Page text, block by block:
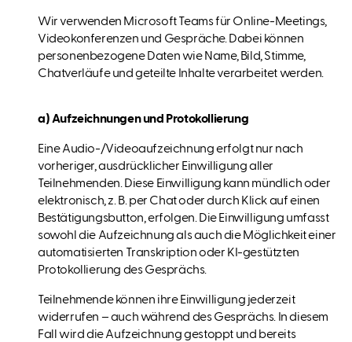
Wir verwenden Microsoft Teams für Online-Meetings,
Videokonferenzen und Gespräche. Dabei können
personenbezogene Daten wie Name, Bild, Stimme,
Chatverläufe und geteilte Inhalte verarbeitet werden.
a) Aufzeichnungen und Protokollierung
Eine Audio-/Videoaufzeichnung erfolgt nur nach
vorheriger, ausdrücklicher Einwilligung aller
Teilnehmenden. Diese Einwilligung kann mündlich oder
elektronisch, z. B. per Chat oder durch Klick auf einen
Bestätigungsbutton, erfolgen. Die Einwilligung umfasst
sowohl die Aufzeichnung als auch die Möglichkeit einer
automatisierten Transkription oder KI-gestützten
Protokollierung des Gesprächs.
Teilnehmende können ihre Einwilligung jederzeit
widerrufen – auch während des Gesprächs. In diesem
Fall wird die Aufzeichnung gestoppt und bereits